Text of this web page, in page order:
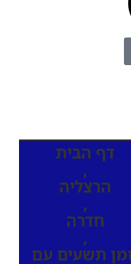
דף הבית
,
הרצליה
,
חדרה
,
תשעים עם